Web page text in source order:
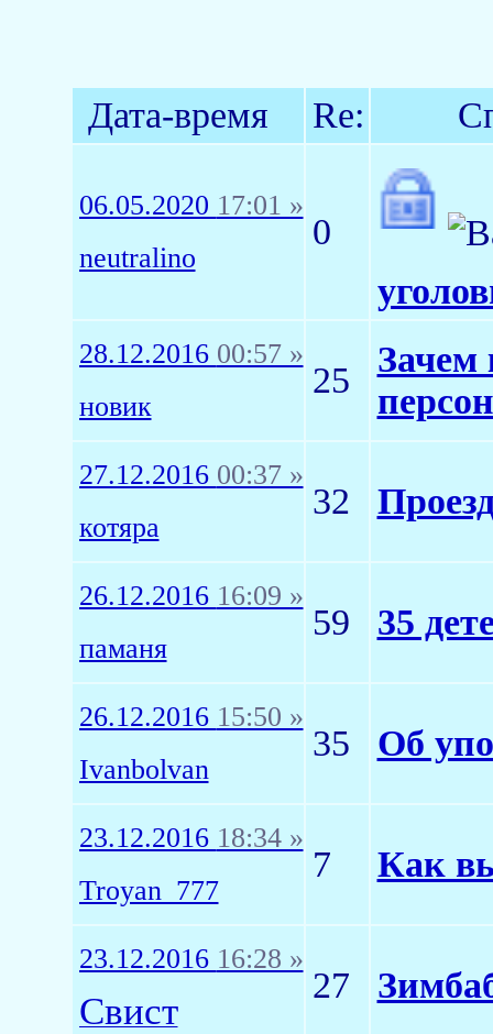
Дата-время Re:
06.05.2020 17:01 »
neutralino
0
28.12.2016 00:57 »
новик
25
27.12.2016 00:37 »
котяра
32
26.12.2016 16:09 »
паманя
59 35
26.12.2016 15:50 »
Ivanbolvan
35 Об
23.12.2016 18:34 »
Troyan_777
7 Как
23.12.2016 16:28 »
Свист
27